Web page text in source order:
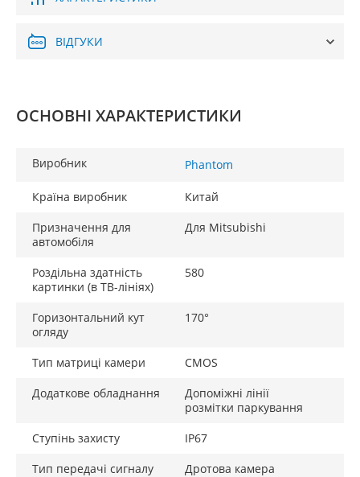
ВІДГУКИ
ОСНОВНІ ХАРАКТЕРИСТИКИ
Виробник Phantom
Країна виробник
Китай
Призначення для
автомобіля
Для Mitsubishi
Роздільна здатність
картинки (в ТВ-лініях)
580
Горизонтальний кут
огляду
170°
Тип матриці камери
CMOS
Додаткове обладнання
Допоміжні лінії
розмітки паркування
Ступінь захисту
IP67
Тип передачі сигналу
Дротова камера